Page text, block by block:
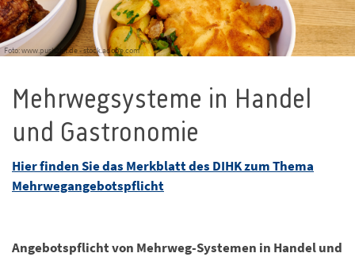
Foto: www.push2hit.de - stock.adobe.com
Mehrwegsysteme in Handel
und Gastronomie
Hier finden Sie das Merkblatt des DIHK zum Thema
Mehrwegangebotspflicht
Angebotspflicht von Mehrweg-Systemen in Handel und